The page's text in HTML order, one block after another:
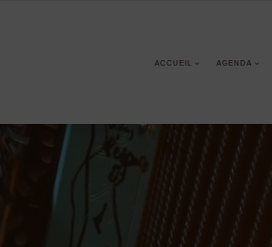
ACCUEIL AGENDA